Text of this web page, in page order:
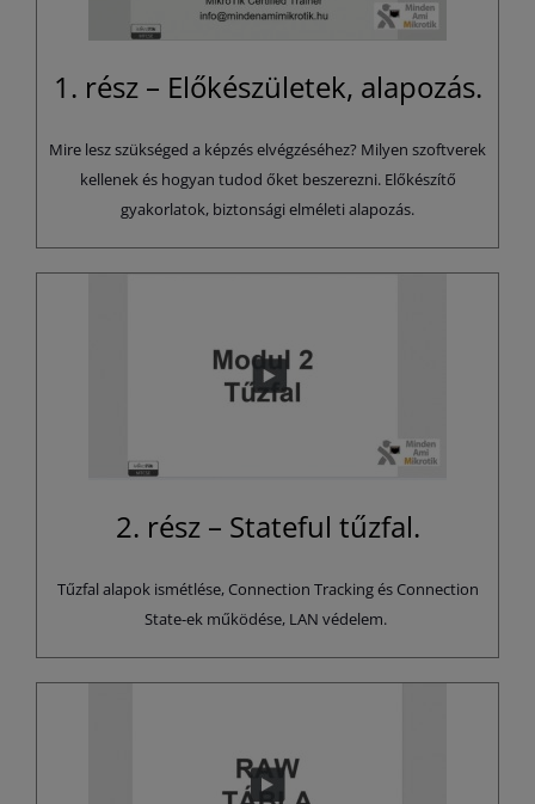
1. rész – Előkészületek, alapozás.
Mire lesz szükséged a képzés elvégzéséhez? Milyen szoftverek
kellenek és hogyan tudod őket beszerezni. Előkészítő
gyakorlatok, biztonsági elméleti alapozás.
2. rész – Stateful tűzfal.
Tűzfal alapok ismétlése, Connection Tracking és Connection
State-ek működése, LAN védelem.